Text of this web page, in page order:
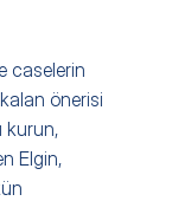
caselerin
önerisi
kurun,
Elgin,